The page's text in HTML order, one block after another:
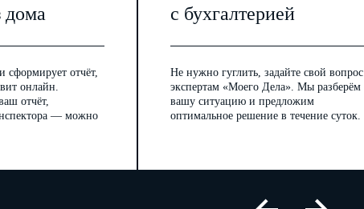
дома
сформирует отчёт,
онлайн.
отчёт,
— можно
с бухгалтерией
Не нужно гуглить, задайте свой вопрос
экспертам «Моего Дела». Мы разберём
вашу ситуацию и предложим
оптимальное решение в течение суток.